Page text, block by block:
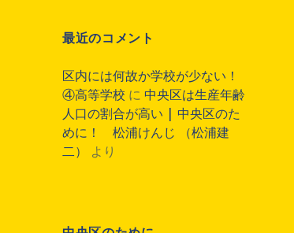
最近のコメント
区内には何故か学校が少ない！
④高等学校 に中央区は生産年齢
人口の割合が高い | 中央区のた
めに！ 松浦けんじ （松浦建
二）
より